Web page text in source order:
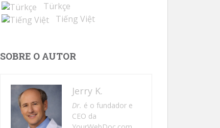
Türkçe
Tiếng Việt
SOBRE O AUTOR
Jerry K.
Dr. é o fundador e
CEO da